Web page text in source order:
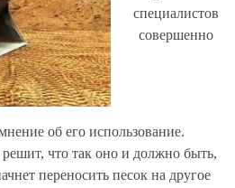
специалистов
совершенно
об его использование.
что так оно и должно быть,
переносить песок на другое